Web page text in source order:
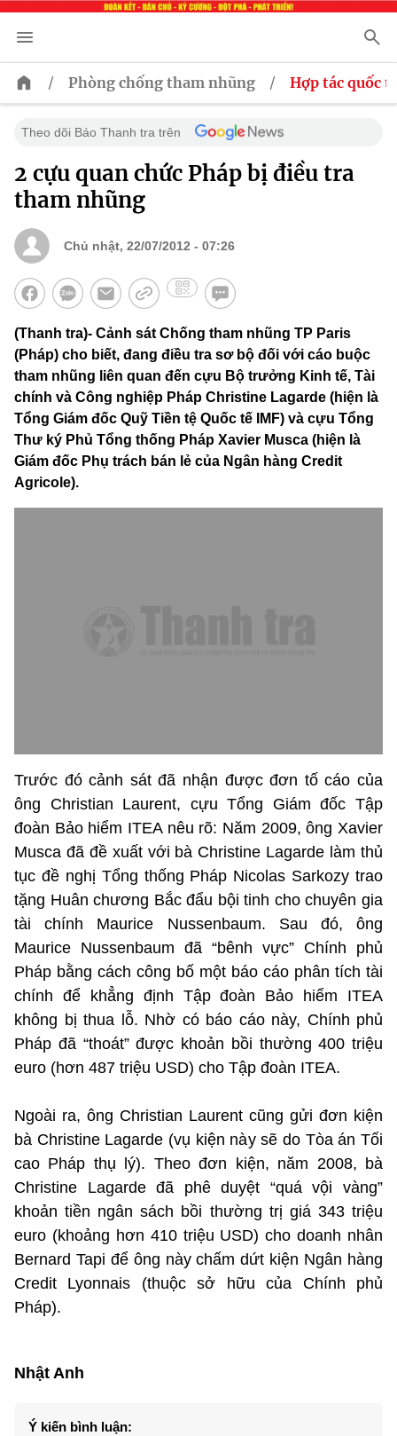
/ Phòng chống tham nhũng / Hợp tác quốc
Theo dõi Báo Thanh tra trên
2 cựu quan chức Pháp bị điều tra
tham nhũng
Chủ nhật, 22/07/2012 - 07:26
(Thanh tra)- Cảnh sát Chống tham nhũng TP Paris
(Pháp) cho biết, đang điều tra sơ bộ đối với cáo buộc
tham nhũng liên quan đến cựu Bộ trưởng Kinh tế, Tài
chính và Công nghiệp Pháp Christine Lagarde (hiện là
Tổng Giám đốc Quỹ Tiền tệ Quốc tế IMF) và cựu Tổng
Thư ký Phủ Tổng thống Pháp Xavier Musca (hiện là
Giám đốc Phụ trách bán lẻ của Ngân hàng Credit
Agricole).
Trước đó cảnh sát đã nhận được đơn tố cáo của
ông Christian Laurent, cựu Tổng Giám đốc Tập
đoàn Bảo hiểm ITEA nêu rõ: Năm 2009, ông Xavier
Musca đã đề xuất với bà Christine Lagarde làm thủ
tục đề nghị Tổng thống Pháp Nicolas Sarkozy trao
tặng Huân chương Bắc đẩu bội tinh cho chuyên gia
tài chính Maurice Nussenbaum. Sau đó, ông
Maurice Nussenbaum đã “bênh vực” Chính phủ
Pháp bằng cách công bố một báo cáo phân tích tài
chính để khẳng định Tập đoàn Bảo hiểm ITEA
không bị thua lỗ. Nhờ có báo cáo này, Chính phủ
Pháp đã “thoát” được khoản bồi thường 400 triệu
euro (hơn 487 triệu USD) cho Tập đoàn ITEA.
Ngoài ra, ông Christian Laurent cũng gửi đơn kiện
bà Christine Lagarde (vụ kiện này sẽ do Tòa án Tối
cao Pháp thụ lý). Theo đơn kiện, năm 2008, bà
Christine Lagarde đã phê duyệt “quá vội vàng”
khoản tiền ngân sách bồi thường trị giá 343 triệu
euro (khoảng hơn 410 triệu USD) cho doanh nhân
Bernard Tapi để ông này chấm dứt kiện Ngân hàng
Credit Lyonnais (thuộc sở hữu của Chính phủ
Pháp).
Nhật Anh
Ý kiến bình luận: